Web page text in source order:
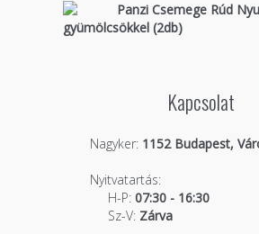
Panzi Csemege Rúd
gyümölcsökkel (2db)
Kapcsolat
Nagyker:1152 Budapest,
Nyitvatartás:
H-P:07:30 - 16:30
Sz-V:Zárva